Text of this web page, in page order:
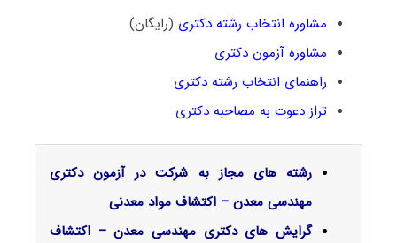
مشاوره انتخاب رشته دکتری (رایگان)
مشاوره آزمون دکتری
راهنمای انتخاب رشته دکتری
تراز دعوت به مصاحبه دکتری
رشته های مجاز به شرکت در آزمون دکتری
مهندسی معدن – اکتشاف مواد معدنی
گرایش‌ های دکتری مهندسی معدن – اکتشاف